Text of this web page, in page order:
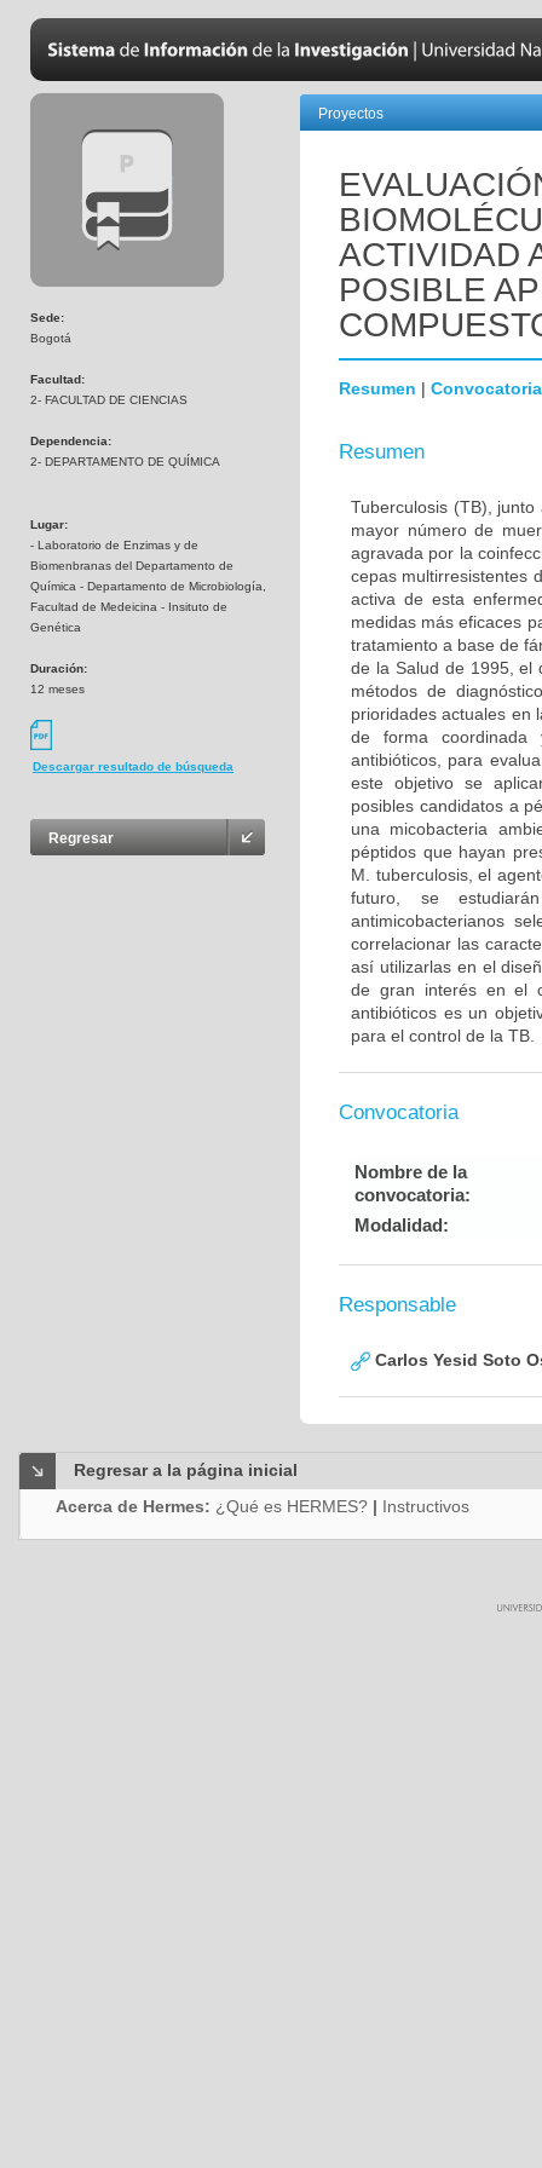
Sede:
Bogotá
Facultad:
2- FACULTAD DE CIENCIAS
Dependencia:
2- DEPARTAMENTO DE QUÍMICA
Lugar:
- Laboratorio de Enzimas y de
Biomenbranas del Departamento de
Química - Departamento de Microbiología,
Facultad de Medeicina - Insituto de
Genética
Duración:
12 meses
Descargar resultado de búsqueda
Regresar
Proyectos
ACTIVIDAD
POSIBLE
Resumen | Convocatoria
Resumen
Tuberculosis (TB),
mayor número de
agravada por la
cepas multirresistentes
activa de esta
medidas más eficaces
tratamiento a base de
de la Salud de 1995, el
métodos de
prioridades actuales en
de forma coordinada
antibióticos, para
este objetivo se
posibles candidatos a
una micobacteria
péptidos que hayan
M. tuberculosis, el
futuro, se
antimicobacterianos
correlacionar las
así utilizarlas en el
de gran interés en el
antibióticos es un
para el control de la TB.
Convocatoria
Nombre de la
convocatoria:
Modalidad:
Responsable
Carlos Yesid Soto
Regresar a la página inicial
Acerca de Hermes: ¿Qué es HERMES? | Instructivos